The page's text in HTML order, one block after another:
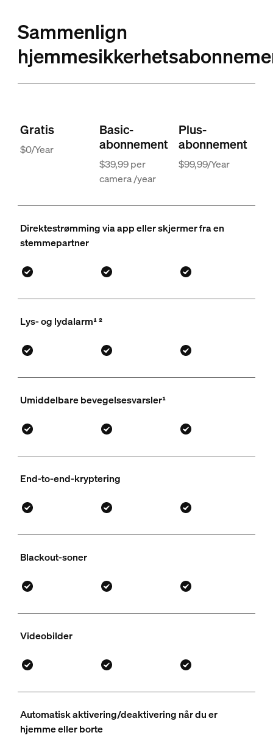
Sammenlign
Gratis
$0/Year
Basic-
abonnement
$39,99 per
camera /year
Plus-
abonnement
$99,99/Year
Direktestrømming via app eller skjermer fra en
stemmepartner
Lys- og lydalarm¹ ²
Umiddelbare bevegelsesvarsler¹
End-to-end-kryptering
Blackout-soner
Videobilder
Automatisk aktivering/deaktivering når du er
hjemme eller borte